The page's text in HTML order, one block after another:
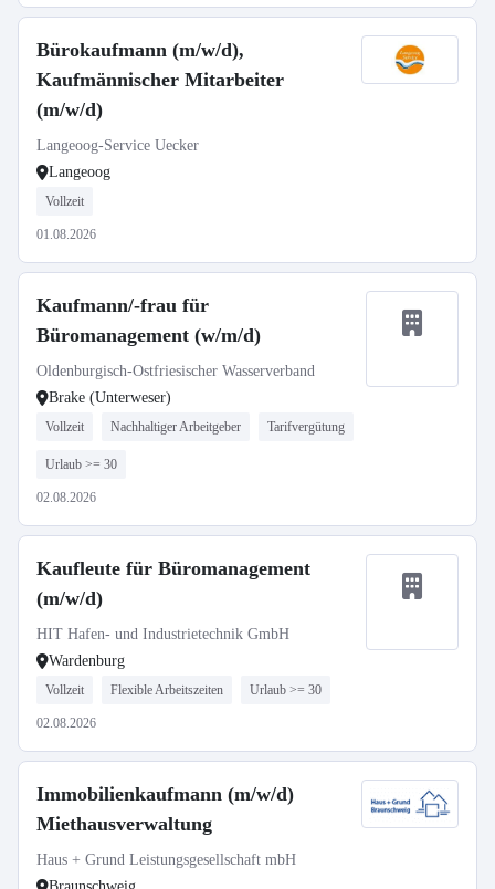
Bürokaufmann (m/w/d),
Kaufmännischer Mitarbeiter
(m/w/d)
Langeoog-Service Uecker
Langeoog
Vollzeit
01.08.2026
Kaufmann/-frau für
Büromanagement (w/m/d)
Oldenburgisch-Ostfriesischer Wasserverband
Brake (Unterweser)
Vollzeit Nachhaltiger Arbeitgeber Tarifvergütung
Urlaub >= 30
02.08.2026
Kaufleute für Büromanagement
(m/w/d)
HIT Hafen- und Industrietechnik GmbH
Wardenburg
Vollzeit Flexible Arbeitszeiten Urlaub >= 30
02.08.2026
Immobilienkaufmann (m/w/d)
Miethausverwaltung
Haus + Grund Leistungsgesellschaft mbH